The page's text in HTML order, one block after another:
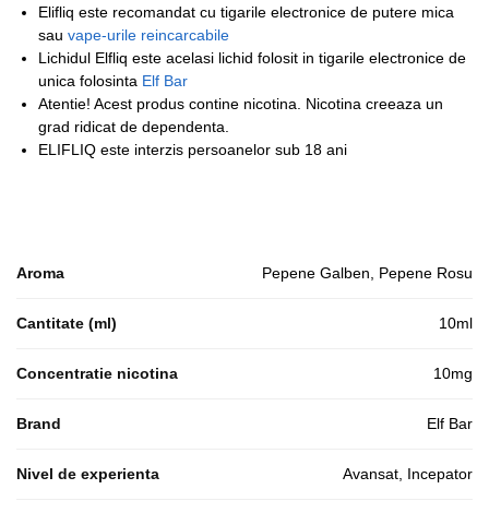
Elifliq este recomandat cu tigarile electronice de putere mica
sau vape-urile reincarcabile
Lichidul Elfliq este acelasi lichid folosit in tigarile electronice de
unica folosinta Elf Bar
Atentie! Acest produs contine nicotina. Nicotina creeaza un
grad ridicat de dependenta.
ELIFLIQ este interzis persoanelor sub 18 ani
Aroma Pepene Galben, Pepene Rosu
Cantitate (ml) 10ml
Concentratie nicotina 10mg
Brand Elf Bar
Nivel de experienta Avansat, Incepator